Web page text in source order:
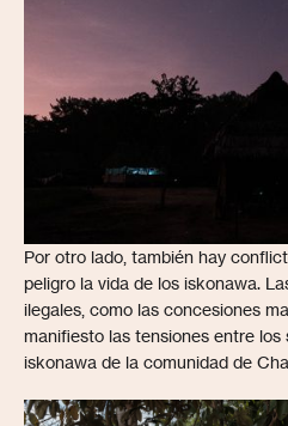
Por otro lado, también hay
peligro la vida de los iskonawa.
ilegales, como las concesiones
manifiesto las tensiones entre los
iskonawa de la comunidad de